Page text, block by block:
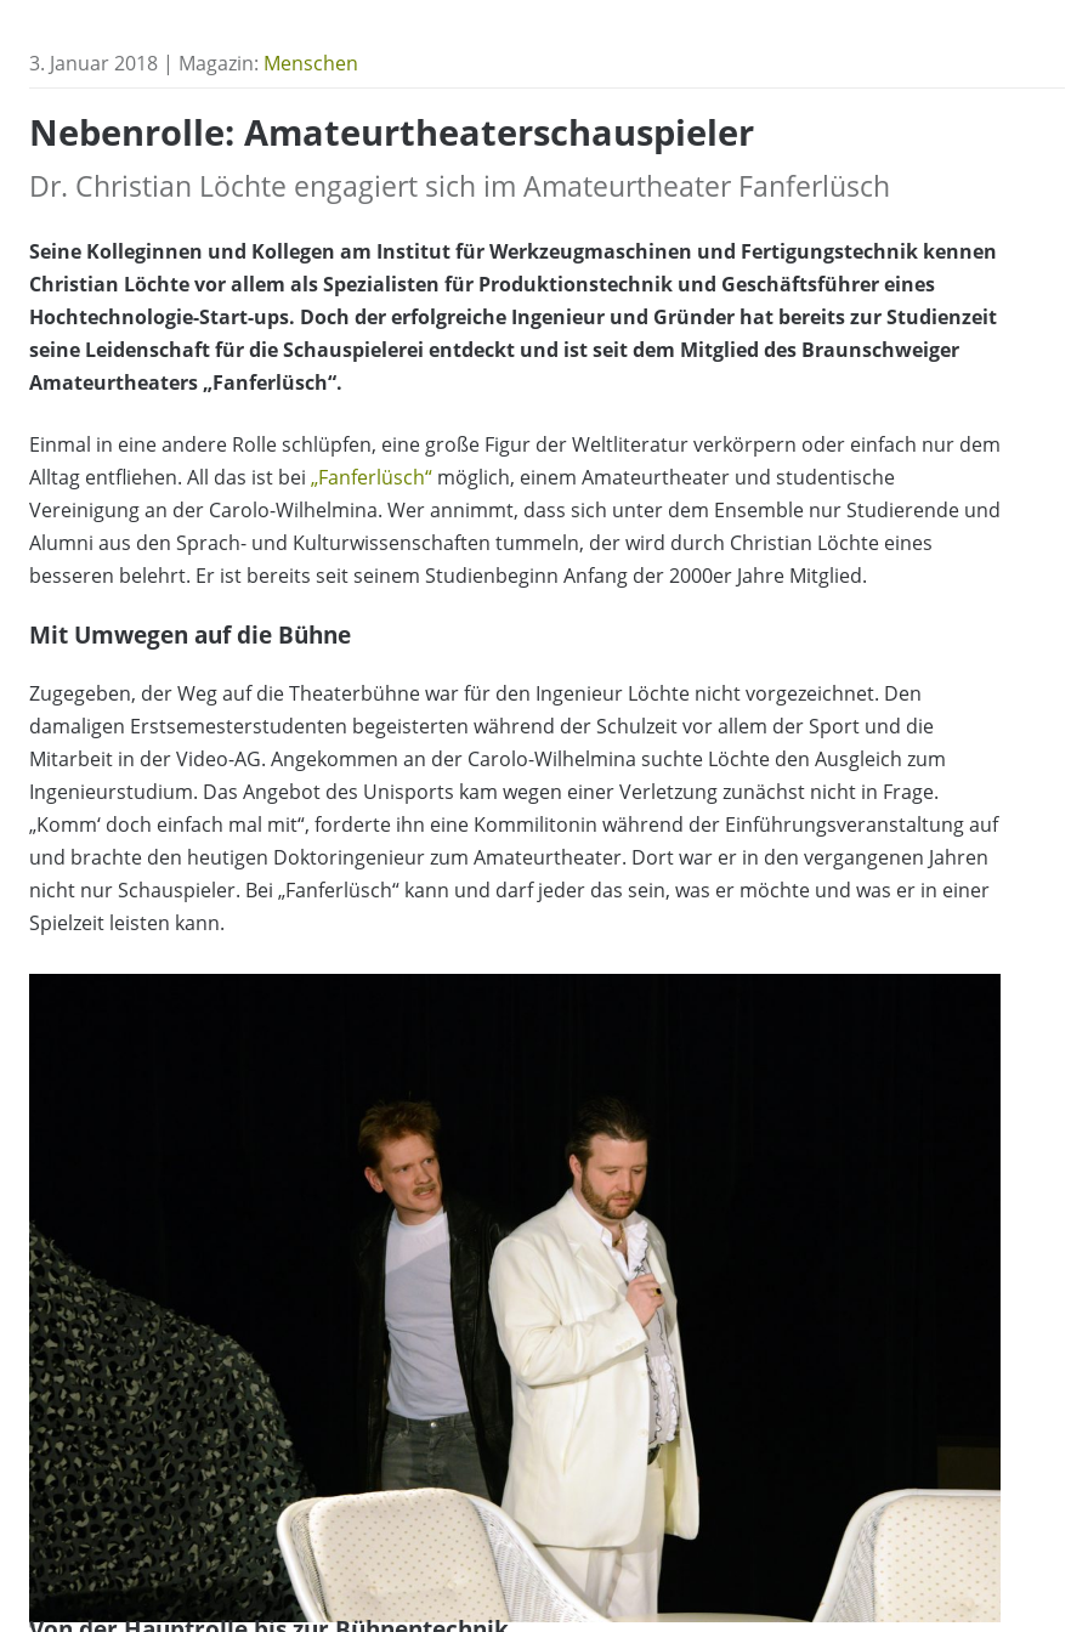
3. Januar 2018 | Magazin: Menschen
Nebenrolle: Amateurtheaterschauspieler
Dr. Christian Löchte engagiert sich im Amateurtheater Fanferlüsch
Seine Kolleginnen und Kollegen am Institut für Werkzeugmaschinen und Fertigungstechnik kennen
Christian Löchte vor allem als Spezialisten für Produktionstechnik und Geschäftsführer eines
Hochtechnologie-Start-ups. Doch der erfolgreiche Ingenieur und Gründer hat bereits zur Studienzeit
seine Leidenschaft für die Schauspielerei entdeckt und ist seit dem Mitglied des Braunschweiger
Amateurtheaters „Fanferlüsch“.
Einmal in eine andere Rolle schlüpfen, eine große Figur der Weltliteratur verkörpern oder einfach nur dem
Alltag entfliehen. All das ist bei „Fanferlüsch“ möglich, einem Amateurtheater und studentische
Vereinigung an der Carolo-Wilhelmina. Wer annimmt, dass sich unter dem Ensemble nur Studierende und
Alumni aus den Sprach- und Kulturwissenschaften tummeln, der wird durch Christian Löchte eines
besseren belehrt. Er ist bereits seit seinem Studienbeginn Anfang der 2000er Jahre Mitglied.
Mit Umwegen auf die Bühne
Zugegeben, der Weg auf die Theaterbühne war für den Ingenieur Löchte nicht vorgezeichnet. Den
damaligen Erstsemesterstudenten begeisterten während der Schulzeit vor allem der Sport und die
Mitarbeit in der Video-AG. Angekommen an der Carolo-Wilhelmina suchte Löchte den Ausgleich zum
Ingenieurstudium. Das Angebot des Unisports kam wegen einer Verletzung zunächst nicht in Frage.
„Komm‘ doch einfach mal mit“, forderte ihn eine Kommilitonin während der Einführungsveranstaltung auf
und brachte den heutigen Doktoringenieur zum Amateurtheater. Dort war er in den vergangenen Jahren
nicht nur Schauspieler. Bei „Fanferlüsch“ kann und darf jeder das sein, was er möchte und was er in einer
Spielzeit leisten kann.